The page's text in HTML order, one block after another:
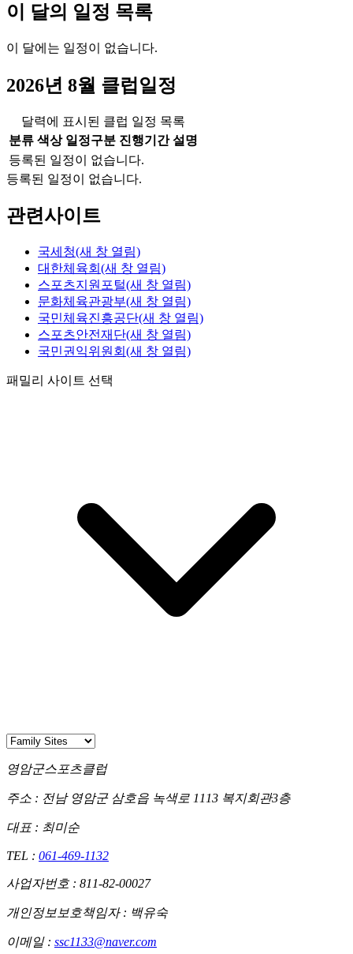
이 달의 일정 목록
이 달에는 일정이 없습니다.
2026년 8월 클럽일정
달력에 표시된 클럽 일정 목록
분류 색상 일정구분 진행기간 설명
등록된 일정이 없습니다.
등록된 일정이 없습니다.
관련사이트
국세청(새 창 열림)
대한체육회 (새 창 열림)
스포츠지원포털(새 창 열림)
문화체육관광부(새 창 열림)
국민체육진흥공단(새 창 열림)
스포츠안전재단(새 창 열림)
국민권익위원회 (새 창 열림)
패밀리 사이트 선택
영암군스포츠클럽
주소 : 전남 영암군 삼호읍 녹색로 1113 복지회관3층
대표 : 최미순
TEL : 061-469-1132
사업자번호 : 811-82-00027
개인정보보호책임자 : 백유숙
이메일 : ssc1133@naver.com